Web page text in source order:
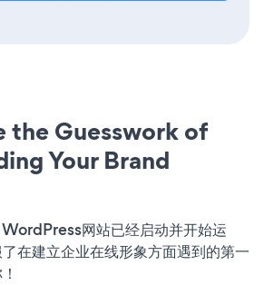
the Guesswork of
Your Brand
网站已经启动并开始运
在建立企业在线形象方面遇到的第一